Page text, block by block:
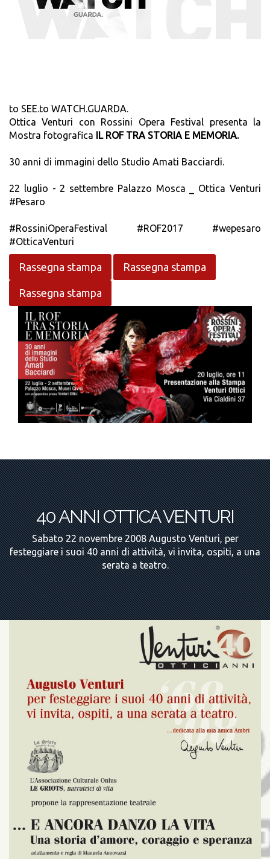
to SEE.to WATCH.GUARDA.
Ottica Venturi con Rossini Opera Festival presenta la
Mostra fotografica IL ROF TRA STORIA E MEMORIA.
30 anni di immagini dello Studio Amati Bacciardi.
22 luglio - 2 settembre Palazzo Mosca _ Ottica Venturi
#Pesaro
#RossiniOperaFestival #ROF2017 #wepesaro
#OtticaVenturi
Rassegna stampa Rassegna stampa
Rassegna stampa
40 ANNI OTTICA VENTURI
Sabato 22 novembre 2008 Augusto Venturi, per
festeggiare i suoi 40 anni di attività, vi invita, ospiti, a una
serata a teatro.